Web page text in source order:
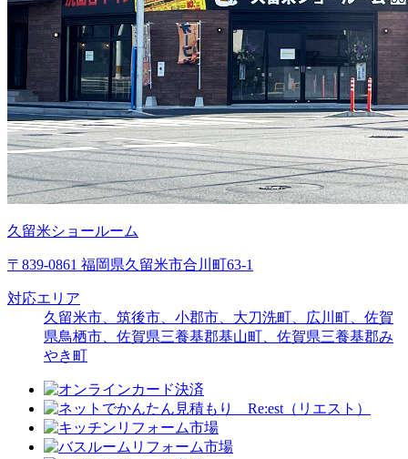
久留米ショールーム
〒839-0861 福岡県久留米市合川町63-1
対応エリア
久留米市、筑後市、小郡市、大刀洗町、広川町、佐賀
県鳥栖市、佐賀県三養基郡基山町、佐賀県三養基郡み
やき町